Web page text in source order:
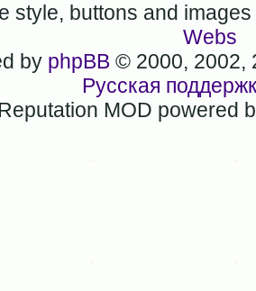
style, buttons and
Webs
by phpBB © 2000, 2002,
Русская
MOD powered